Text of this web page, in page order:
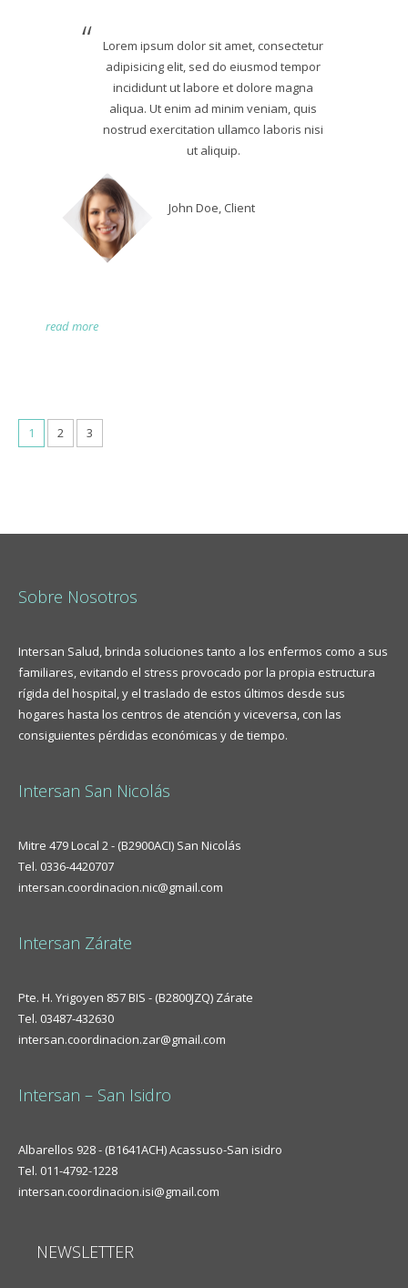
Lorem ipsum dolor sit amet, consectetur
adipisicing elit, sed do eiusmod tempor
incididunt ut labore et dolore magna
aliqua. Ut enim ad minim veniam, quis
nostrud exercitation ullamco laboris nisi
ut aliquip.
John Doe, Client
read more
1 2 3
Sobre Nosotros
Intersan Salud, brinda soluciones tanto a los enfermos como a sus
familiares, evitando el stress provocado por la propia estructura
rígida del hospital, y el traslado de estos últimos desde sus
hogares hasta los centros de atención y viceversa, con las
consiguientes pérdidas económicas y de tiempo.
Intersan San Nicolás
Mitre 479 Local 2 - (B2900ACI) San Nicolás
Tel. 0336-4420707
intersan.coordinacion.nic@gmail.com
Intersan Zárate
Pte. H. Yrigoyen 857 BIS - (B2800JZQ) Zárate
Tel. 03487-432630
intersan.coordinacion.zar@gmail.com
Intersan – San Isidro
Albarellos 928 - (B1641ACH) Acassuso-San isidro
Tel. 011-4792-1228
intersan.coordinacion.isi@gmail.com
NEWSLETTER